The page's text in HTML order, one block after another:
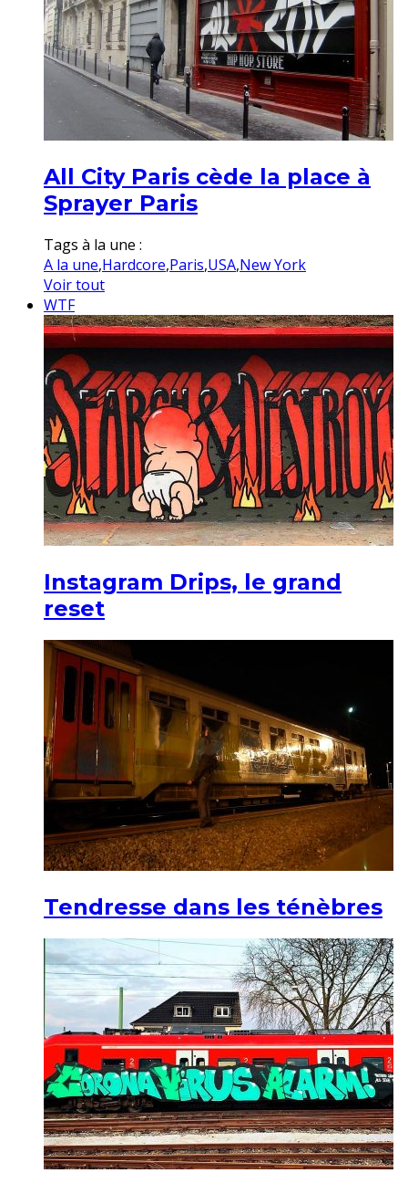
All City Paris cède la place à
Sprayer Paris
Tags à la une :
A la une,Hardcore,Paris,USA,New York
Voir tout
WTF
Instagram Drips, le grand
reset
Tendresse dans les ténèbres